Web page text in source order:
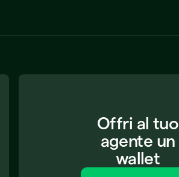
Offri al tuo
agente un
wallet